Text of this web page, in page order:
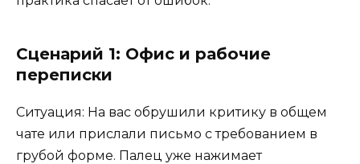
Сценарий 1: Офис и рабочие
переписки
Ситуация: На вас обрушили критику в общем
чате или прислали письмо с требованием в
грубой форме. Палец уже нажимает